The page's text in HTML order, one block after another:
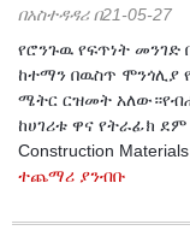
በአስተዳዳሪ በ21-05-27
የሮንጉዉ የፍጥነት መንገድ
ከተማን በዉስጥ ሞንጎሊያ
ሜትር ርዝመት
ከሀገሪቱ ዋና የትራፊክ
Construction
ተጨማሪ ያንብቡ